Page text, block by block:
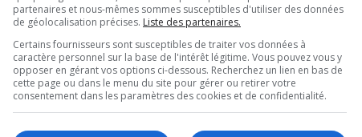
partenaires et nous-mêmes sommes susceptibles d'utiliser des données
de géolocalisation précises. Liste des partenaires.
Certains fournisseurs sont susceptibles de traiter vos données à
caractère personnel sur la base de l'intérêt légitime. Vous pouvez vous y
opposer en gérant vos options ci-dessous. Recherchez un lien en bas de
cette page ou dans le menu du site pour gérer ou retirer votre
consentement dans les paramètres des cookies et de confidentialité.